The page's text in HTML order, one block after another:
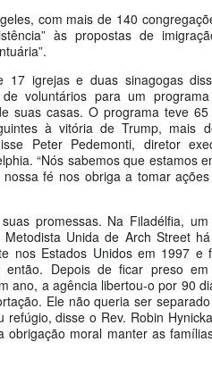
com mais de 140
às propostas de
17 igrejas e duas sinagogas
voluntários para um
suas casas. O programa teve
à vitória de Trump, mais
Peter Pedemonti, diretor
“Nós sabemos que estamos
fé nos obriga a tomar
promessas. Na Filadélfia,
Unida de Arch Street
nos Estados Unidos em 1997 e
então. Depois de ficar preso
ano, a agência libertou-o por 90
Ele não queria ser
disse o Rev. Robin
obrigação moral manter as